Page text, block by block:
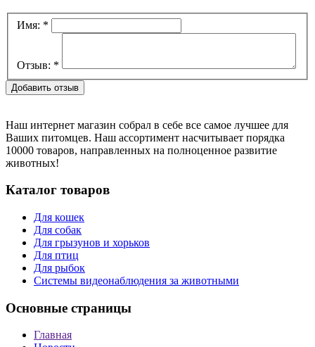
Имя: *
Отзыв: *
Наш интернет магазин собрал в себе все самое лучшее для
Ваших питомцев. Наш ассортимент насчитывает порядка
10000 товаров, направленных на полноценное развитие
животных!
Каталог товаров
Для кошек
Для собак
Для грызунов и хорьков
Для птиц
Для рыбок
Cистемы видеонаблюдения за животными
Основные страницы
Главная